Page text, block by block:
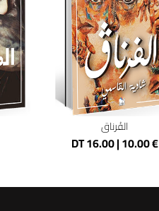
الفُرناق
DT 16.00 | 10.00 €